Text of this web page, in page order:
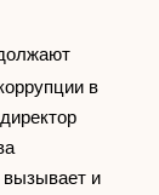
в
вызывает и